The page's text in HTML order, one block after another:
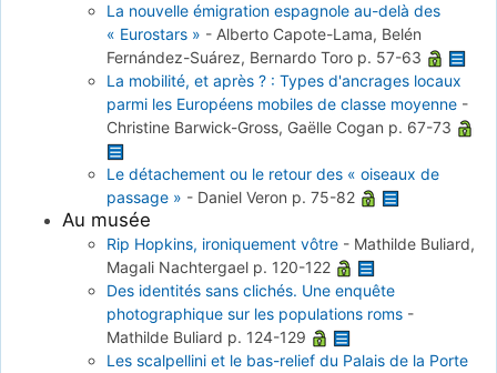
La nouvelle émigration espagnole au-delà des
« Eurostars » - Alberto Capote-Lama, Belén
Fernández-Suárez, Bernardo Toro p. 57-63
La mobilité, et après ? : Types d'ancrages locaux
parmi les Européens mobiles de classe moyenne -
Christine Barwick-Gross, Gaëlle Cogan p. 67-73
Le détachement ou le retour des « oiseaux de
passage » - Daniel Veron p. 75-82
Au musée
Rip Hopkins, ironiquement vôtre - Mathilde Buliard,
Magali Nachtergael p. 120-122
Des identités sans clichés. Une enquête
photographique sur les populations roms -
Mathilde Buliard p. 124-129
Les scalpellini et le bas-relief du Palais de la Porte